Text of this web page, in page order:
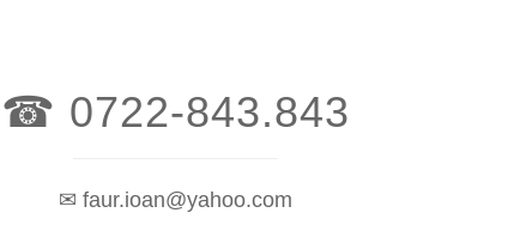
☎ 0722-843.843
✉ faur.ioan@yahoo.com